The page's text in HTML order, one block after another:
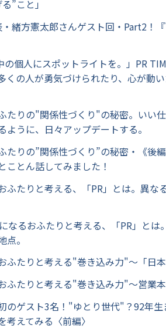
”こと」
緒方憲太郎さんゲスト回・Part2！
個人にスポットライトを。」PR
くの人が勇気づけられたり、心が動
たりの"関係性づくり"の秘密。いい
ように、日々アップデートする。
たりの”関係性づくり”の秘密・《後
ことん話してみました！
ふたりと考える、「PR」とは。異な
なるおふたりと考える、「PR」と
。
ふたりと考える"巻き込み力"～「日
ふたりと考える"巻き込み力"～営業
のゲスト3名！"ゆとり世代"？92年
考えてみる〈前編〉